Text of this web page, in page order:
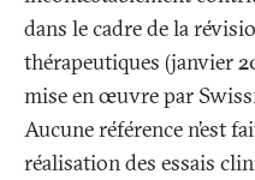
dans le cadre de la
thérapeutiques (janvier
mise en œuvre par
Aucune référence n’est
réalisation des essais